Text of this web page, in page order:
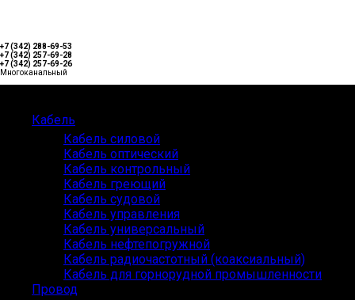
+7 (342) 288-69-53
+7 (342) 257-69-28
+7 (342) 257-69-26
Многоканальный
Кабель
Кабель силовой
Кабель оптический
Кабель контрольный
Кабель греющий
Кабель судовой
Кабель управления
Кабель универсальный
Кабель нефтепогружной
Кабель радиочастотный (коаксиальный)
Кабель для горнорудной промышленности
Провод